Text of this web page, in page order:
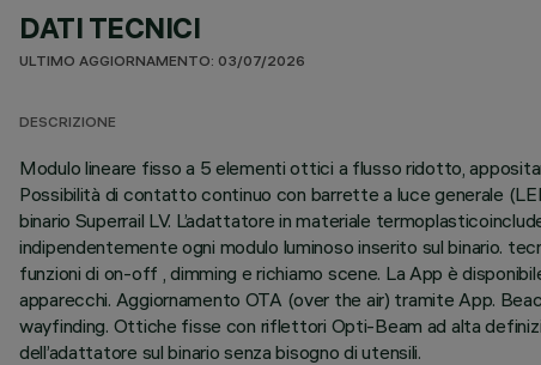
DATI TECNICI
ULTIMO AGGIORNAMENTO: 03/07/2026
DESCRIZIONE
Modulo lineare fisso a 5 elementi ottici a flusso ridotto,
Possibilità di contatto continuo con barrette a luce generale
binario Superrail LV. L’adattatore in materiale
indipendentemente ogni modulo luminoso inserito sul binario.
funzioni di on-off , dimming e richiamo scene. La App è
apparecchi. Aggiornamento OTA (over the air) tramite App.
wayfinding. Ottiche fisse con riflettori Opti-Beam ad alta
dell’adattatore sul binario senza bisogno di utensili.